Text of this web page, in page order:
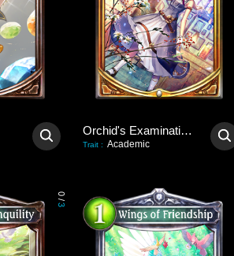
Orchid's Examination Hall
Trait : Academic
0
/
3